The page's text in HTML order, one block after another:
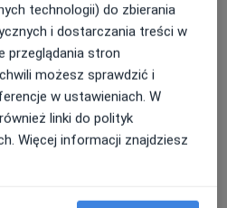
(5)
kalendarz online
technologii) do zbierania
i dostarczania treści w
przeglądania stron
możesz sprawdzić i
w ustawieniach. W
linki do polityk
Więcej informacji znajdziesz